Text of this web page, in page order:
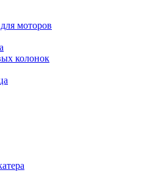
моторов
колонок